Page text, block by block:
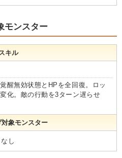
モンスター
キル
醒無効状態とHPを全回復。ロッ
化。敵の行動を3ターン遅らせ
象モンスター
なし